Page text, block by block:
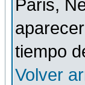
Paris,
tiempo
Volver